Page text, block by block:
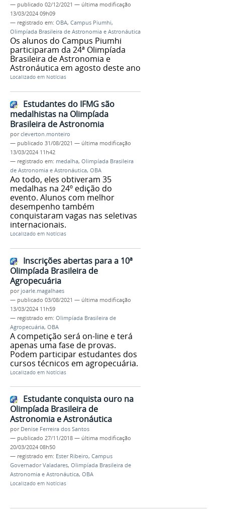
— publicado 02/12/2021 — última modificação
13/03/2024 09h09
— registrado em: OBA, Campus Piumhi,
Olimpíada Brasileira de Astronomia e Astronáutica
Os alunos do Campus Piumhi
participaram da 24ª Olimpíada
Brasileira de Astronomia e
Astronáutica em agosto deste ano
Localizado em Notícias
Estudantes do IFMG são
medalhistas na Olimpíada
Brasileira de Astronomia
porcleverton.monteiro
— publicado 31/08/2021 — última modificação
13/03/2024 11h42
— registrado em: medalha, Olimpíada Brasileira
de Astronomia e Astronáutica, OBA
Ao todo, eles obtiveram 35
medalhas na 24º edição do
evento. Alunos com melhor
desempenho também
conquistaram vagas nas seletivas
internacionais.
Localizado em Notícias
Inscrições abertas para a 10ª
Olimpíada Brasileira de
Agropecuária
por joarle.magalhaes
— publicado 03/08/2021 — última modificação
13/03/2024 11h59
— registrado em: Olimpíada Brasileira de
Agropecuária, OBA
A competição será on-line e terá
apenas uma fase de provas.
Podem participar estudantes dos
cursos técnicos em agropecuária.
Localizado em Notícias
Estudante conquista ouro na
Olimpíada Brasileira de
Astronomia e Astronáutica
por Denise Ferreira dos Santos
— publicado 27/11/2018 — última modificação
20/03/2024 08h50
— registrado em: Ester Ribeiro, Campus
Governador Valadares, Olimpíada Brasileira de
Astronomia e Astronáutica, OBA
Localizado em Notícias